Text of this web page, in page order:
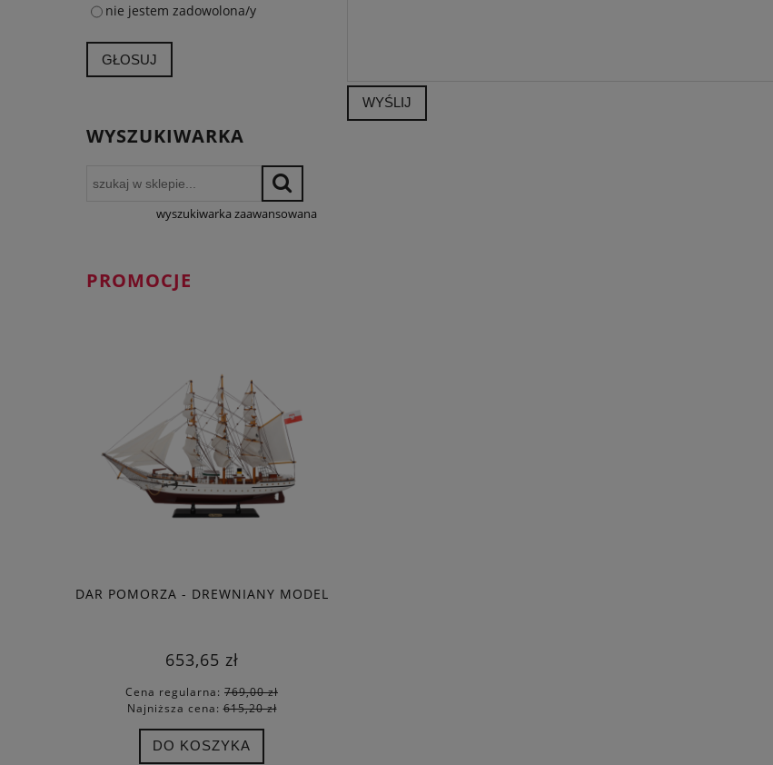
nie jestem zadowolona/y
GŁOSUJ
WYSZUKIWARKA
wyszukiwarka zaawansowana
PROMOCJE
DAR POMORZA - DREWNIANY MODEL
653,65 zł
Cena regularna: 769,00 zł
Najniższa cena:615,20 zł
DO KOSZYKA
WYŚLIJ